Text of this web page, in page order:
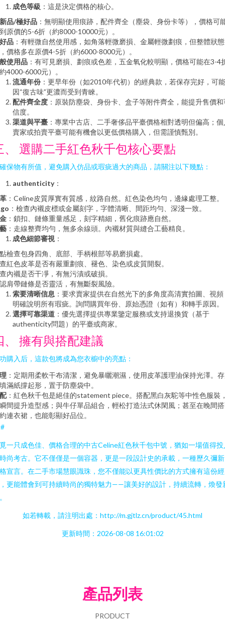
成色等級 ：這是決定價格的核心。
品/極好品 ：無明顯使用痕跡，配件齊全（塵袋、身份卡等），價格可
原價的5-6折（約8000-10000元）。
品 ：有輕微自然使用感，如角落輕微磨損、金屬輕微劃痕，但整體狀態
價格多在原價4-5折（約6000-8000元）。
使用品 ：有可見磨損、劃痕或色差，五金氧化較明顯，價格可能在3-4
4000-6000元）。
流通年份：更早年份（如2010年代初）的經典款，若保存完好，可能
因“復古味”更濃而受到青睞。
配件齊全度 ：原裝防塵袋、身份卡、盒子等附件齊全，能提升售價和
信度。
渠道與平臺 ：專業中古店、二手奢侈品平臺價格相對透明但偏高；個
賣家或拍賣平臺可能有機會以更低價格購入，但需謹慎甄別。
、 選購二手紅色秋千包核心要點
保物有所值，避免購入仿品或瑕疵過大的商品，請關注以下幾點：
authenticity：
：Celine皮質厚實有質感，紋路自然。紅色染色均勻，邊緣處理工整。
：檢查內襯皮標或金屬刻字，字體清晰、間距均勻、深淺一致。
：鎖扣、鏈條重量感足，刻字精細，舊化痕跡應自然。
：走線整齊均勻，無多余線頭。內襯材質與縫合工藝精良。
成色細節審視 ：
檢查包身四角、底部、手柄根部等易磨損處。
紅色皮革是否有嚴重劃痕、褪色、染色或皮質開裂。
內襯是否干凈，有無污漬或破損。
肩帶鏈條是否靈活，有無斷裂風險。
索要清晰信息 ：要求賣家提供在自然光下的多角度高清實拍圖、視頻
明確說明所有瑕疵。詢問購買年份、原始憑證（如有）和轉手原因。
選擇可靠渠道 ：優先選擇提供專業鑒定服務或支持退換貨（基于
authenticity問題）的平臺或商家。
、 擁有與搭配建議
購入后，這款包將成為您衣櫥中的亮點：
：定期用柔軟干布清潔，避免暴曬潮濕，使用皮革護理油保持光澤。
滿紙撐起形，置于防塵袋中。
：紅色秋千包是絕佳的statement piece。搭配黑白灰駝等中性色服裝
間提升造型感；與牛仔單品組合，輕松打造法式休閑風；甚至在晚間
連衣裙，也能彰顯好品位。
一只成色佳、價格合理的中古Celine紅色秋千包中號，猶如一場值得投
尚考古。它不僅僅是一個容器，更是一段設計史的承載，一種歷久彌
宣言。在二手市場慧眼識珠，您不僅能以更具性價比的方式擁有這份經
更能體會到可持續時尚的獨特魅力——讓美好的設計，持續流轉，煥發
如若轉載，請注明出處：http://m.gjtlz.cn/product/45.html
更新時間：2026-08-08 16:01:02
產品列表
PRODUCT